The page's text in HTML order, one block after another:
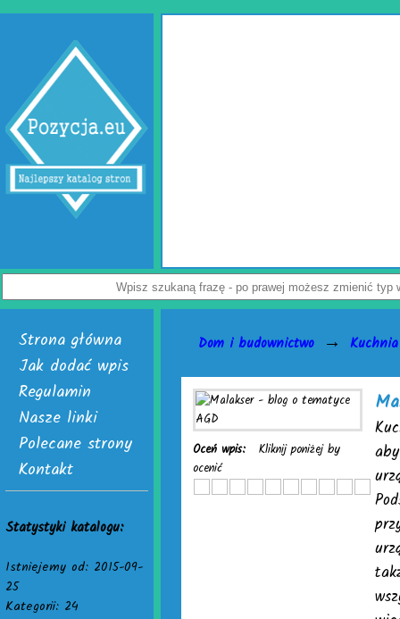
powietrzna. Do wyrobu wymienionych wersji służy folia
Załoga każdej firmy handlowej mogą w łatwy sposób tworzyć
je nabyć i uruchomić. Skończą się problemy z częstymi
Strona główna
Jak dodać wpis
Regulamin
Nasze linki
Polecane strony
Kontakt
Statystyki katalogu:
Istniejemy od: 2015-09-
25
Kategorii: 24
Dom i budownictwo → Kuchnia
Oceń wpis:
Kliknij poniżej by
ocenić